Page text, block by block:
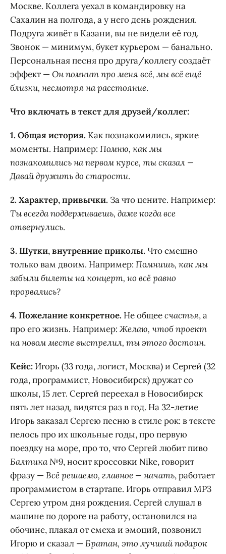
Москве. Коллега уехал в командировку на
Сахалин на полгода, а у него день рождения.
Подруга живёт в Казани, вы не видели её год.
Звонок — минимум, букет курьером — банально.
Персональная песня про друга/коллегу создаёт
эффект —Он помнит про меня всё, мы всё ещё
близки, несмотря на расстояние.
Что включать в текст для друзей/коллег:
1. Общая история. Как познакомились, яркие
моменты. Например: Помню, как мы
познакомились на первом курсе, ты сказал —
Давай дружить до старости.
2. Характер, привычки. За что цените. Например:
Ты всегда поддерживаешь, даже когда все
отвернулись.
3. Шутки, внутренние приколы. Что смешно
только вам двоим. Например: Помнишь, как мы
забыли билеты на концерт, но всё равно
прорвались?
4. Пожелание конкретное. Не общеесчастья, а
про его жизнь. Например:Желаю, чтоб проект
на новом месте выстрелил, ты этого достоин.
Кейс: Игорь (33 года, логист, Москва) и Сергей (32
года, программист, Новосибирск) дружат со
школы, 15 лет. Сергей переехал в Новосибирск
пять лет назад, видятся раз в год. На 32-летие
Игорь заказал Сергею песню в стиле рок: в тексте
пелось про их школьные годы, про первую
поездку на море, про то, что Сергей любит пиво
Балтика №9, носит кроссовки Nike, говорит
фразу —Всё решаемо, главное — начать, работает
программистом в стартапе. Игорь отправил MP3
Сергею утром дня рождения. Сергей слушал в
машине по дороге на работу, остановился на
обочине, плакал от смеха и эмоций, позвонил
Игорю и сказал —Братан, это лучший подарок